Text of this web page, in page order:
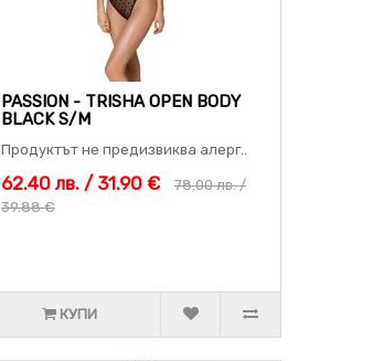
PASSION - TRISHA OPEN BODY
BLACK S/M
Продуктът не предизвиква алерг..
62.40 лв. / 31.90 €
78.00 лв. /
39.88 €
КУПИ